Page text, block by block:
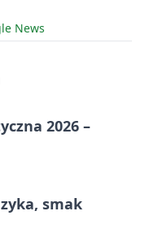
News
2026 –
smak